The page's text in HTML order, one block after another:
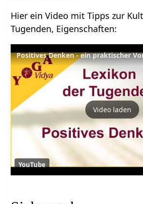
Hier ein Video mit Tipps zur
Tugenden, Eigenschaften:
Video laden
YouTube